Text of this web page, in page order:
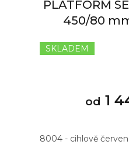
PLATFORM
450/80
SKLADEM
od 1
8004 - cihlově